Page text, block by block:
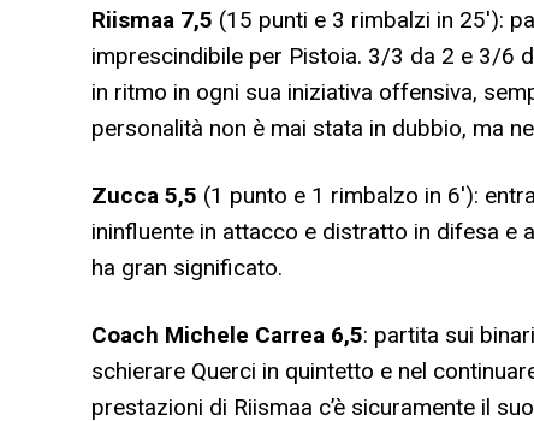
Riismaa 7,5 (15 punti e 3 rimbalzi in 25′):
imprescindibile per Pistoia. 3/3 da 2 e 3/6
in ritmo in ogni sua iniziativa offensiva,
personalità non è mai stata in dubbio, ma
Zucca 5,5 (1 punto e 1 rimbalzo in 6′):
ininfluente in attacco e distratto in difesa e
ha gran significato.
Coach Michele Carrea 6,5: partita sui
schierare Querci in quintetto e nel
prestazioni di Riismaa c’è sicuramente il